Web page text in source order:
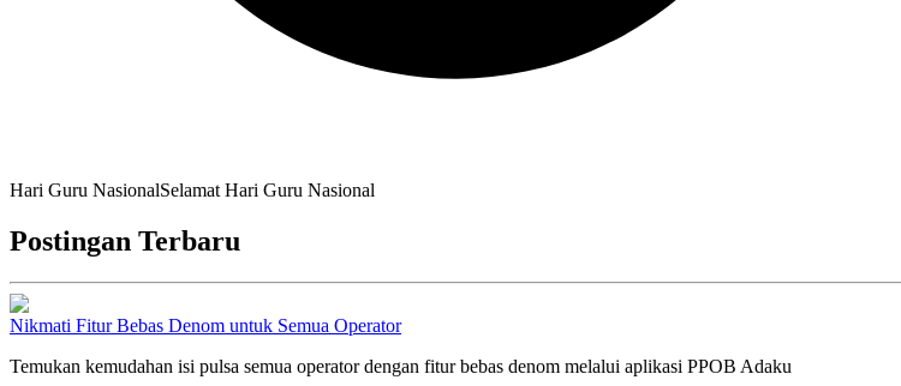
Hari Guru NasionalSelamat Hari Guru Nasional
Postingan Terbaru
Nikmati Fitur Bebas Denom untuk Semua Operator
Temukan kemudahan isi pulsa semua operator dengan fitur bebas denom melalui aplikasi PPOB Adaku